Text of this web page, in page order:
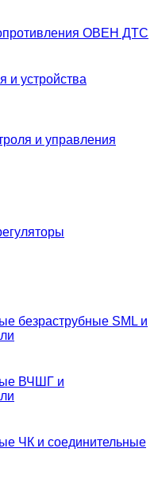
ОВЕН ДТС
и устройства
и управления
безраструбные SML и
ВЧШГ и
ЧК и соединительные